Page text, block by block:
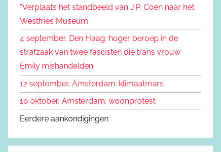
a
r
:
n
“Verplaats het standbeeld van J.P. Coen naar het
Westfries Museum”
4 september, Den Haag: hoger beroep in de
strafzaak van twee fascisten die trans vrouw
Emily mishandelden
12 september, Amsterdam: klimaatmars
10 oktober, Amsterdam: woonprotest
Eerdere aankondigingen